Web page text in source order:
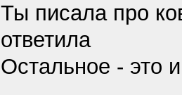
Ты писала про
ответила
Остальное - это